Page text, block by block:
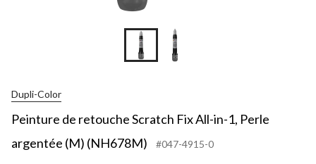
Dupli-Color
Peinture de retouche Scratch Fix All-in-1, Perle
argentée (M) (NH678M)
#047-4915-0